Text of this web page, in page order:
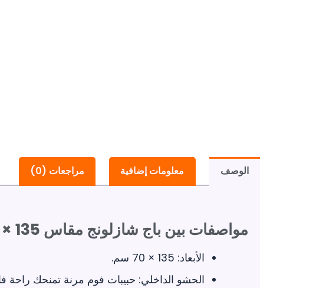
الوصف معلومات إضافية مراجعات (0)
مواصفات بين باج شازلونج مقاس 135 × 80 وتربروف
الأبعاد: 135 × 70 سم.
الحشو الداخلي: حبيبات فوم مرنة تمنحك راحة